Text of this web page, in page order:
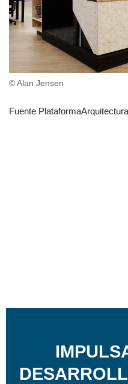
© Alan Jensen
Fuente